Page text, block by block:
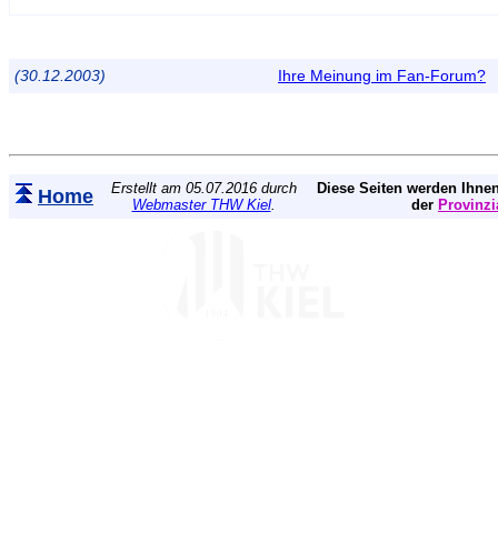
(30.12.2003) Ihre Meinung im Fan-Forum?
Home
Erstellt am 05.07.2016 durch
Webmaster THW Kiel.
Diese Seiten werden
der